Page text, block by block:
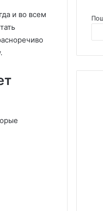
и во всем